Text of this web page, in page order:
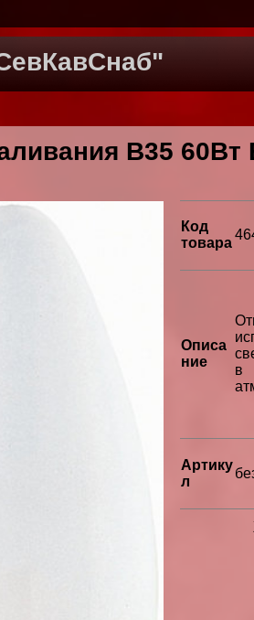
B35 60Вт
Код
товара
Описа
ние
в
Артику
л